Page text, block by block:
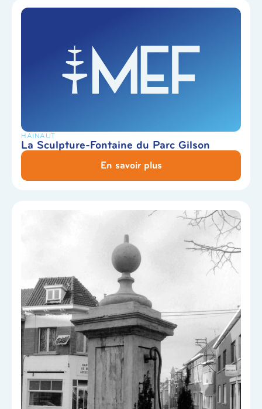
HAINAUT
La Sculpture-Fontaine du Parc Gilson
En savoir plus